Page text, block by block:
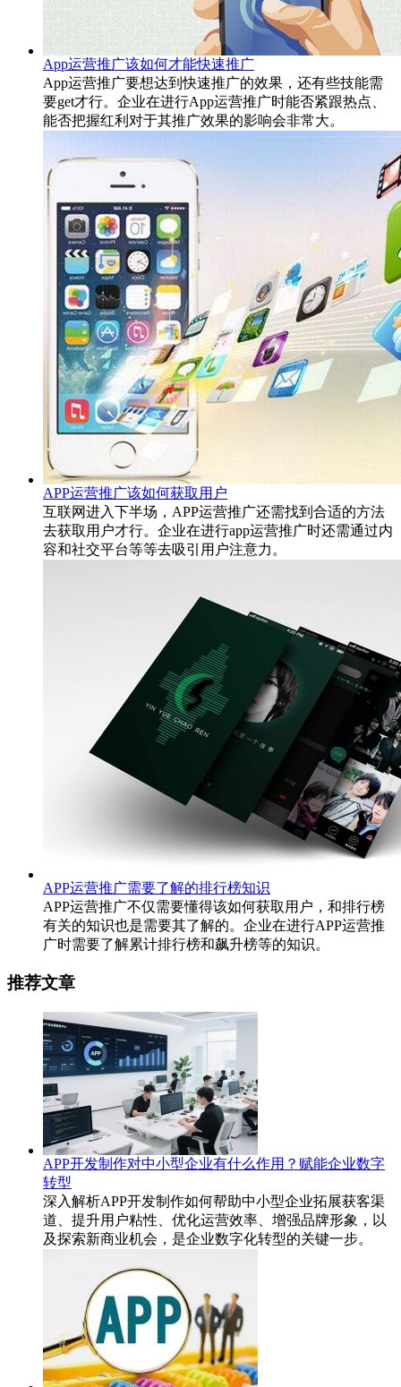
App运营推广该如何才能快速推广
App运营推广要想达到快速推广的效果，还有些技能需
要get才行。企业在进行App运营推广时能否紧跟热点、
能否把握红利对于其推广效果的影响会非常大。
APP运营推广该如何获取用户
互联网进入下半场，APP运营推广还需找到合适的方法
去获取用户才行。企业在进行app运营推广时还需通过内
容和社交平台等等去吸引用户注意力。
APP运营推广需要了解的排行榜知识
APP运营推广不仅需要懂得该如何获取用户，和排行榜
有关的知识也是需要其了解的。企业在进行APP运营推
广时需要了解累计排行榜和飙升榜等的知识。
推荐文章
APP开发制作对中小型企业有什么作用？赋能企业数字
转型
深入解析APP开发制作如何帮助中小型企业拓展获客渠
道、提升用户粘性、优化运营效率、增强品牌形象，以
及探索新商业机会，是企业数字化转型的关键一步。